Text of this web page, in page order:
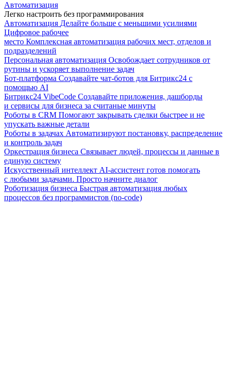
Автоматизация
Легко настроить без программирования
Автоматизация Делайте больше с меньшими усилиями
Цифровое рабочее
место Комплексная автоматизация рабочих мест, отделов и
подразделений
Персональная автоматизация Освобождает сотрудников от
рутины и ускоряет выполнение задач
Бот-платформа Создавайте чат-ботов для Битрикс24 с
помощью AI
Битрикс24 VibeCode Создавайте приложения, дашборды
и сервисы для бизнеса за считаные минуты
Роботы в CRM Помогают закрывать сделки быстрее и не
упускать важные детали
Роботы в задачах Автоматизируют постановку, распределение
и контроль задач
Оркестрация бизнеса Связывает людей, процессы и данные в
единую систему
Искусственный интеллект AI-ассистент готов помогать
с любыми задачами. Просто начните диалог
Роботизация бизнеса Быстрая автоматизация любых
процессов без программистов (no-code)